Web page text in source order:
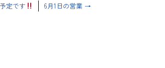
定です 6月1日の営業 →